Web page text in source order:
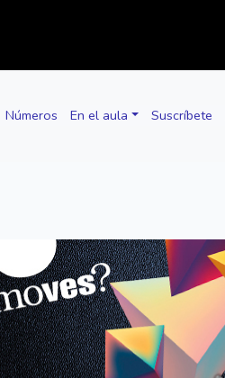
Números En el aula Suscríbete